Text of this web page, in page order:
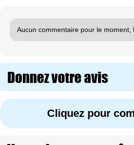
Aucun commentaire pour le moment,
Donnez votre avis
Cliquez pour